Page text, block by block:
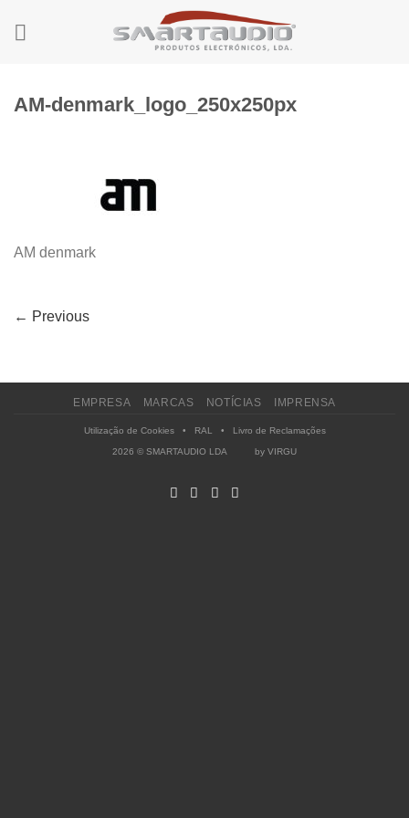
AM-denmark_logo_250x250px
AM denmark
← Previous
EMPRESA MARCAS NOTÍCIAS IMPRENSA
Utilização de Cookies• RAL • Livro de Reclamações
2026 © SMARTAUDIO LDA by VIRGU